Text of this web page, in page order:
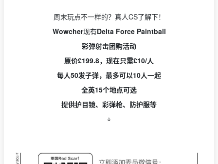
周末玩点不一样的？真人CS了解下！
Wowcher现有Delta Force Paintball
彩弹射击团购活动
原价£199.8，现在只需£10/人
每人50发子弹，最多可以10人一起
全英15个地点可选
提供护目镜、彩弹枪、防护服等
⭐️